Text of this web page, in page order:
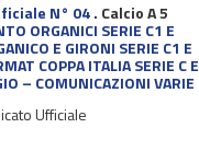
N° 04. Calcio A 5
ORGANICI SERIE C1 E
E GIRONI SERIE C1 E
COPPA ITALIA SERIE C E
– COMUNICAZIONI VARIE
Ufficiale